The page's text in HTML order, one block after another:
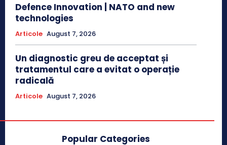
Defence Innovation | NATO and new
technologies
Articole August 7, 2026
Un diagnostic greu de acceptat și
tratamentul care a evitat o operație
radicală
Articole August 7, 2026
Popular Categories